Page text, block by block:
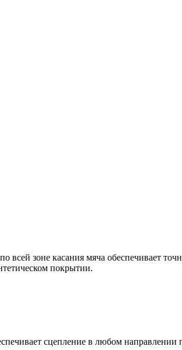
зоне касания мяча обеспечивает
покрытии.
сцепление в любом направлении